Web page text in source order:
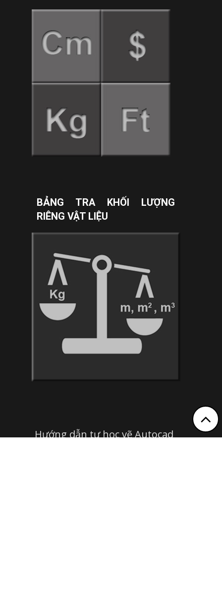
BẢNG TRA KHỐI LƯỢNG
RIÊNG VẬT LIỆU
Hướng dẫn tự học vẽ Autocad